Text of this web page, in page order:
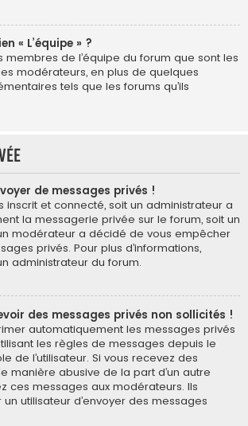
« L’équipe » ?
de l’équipe du forum que sont les
modérateurs, en plus de quelques
tels que les forums qu’ils
de messages privés !
inscrit et connecté, soit un administrateur a
la messagerie privée sur le forum, soit un
modérateur a décidé de vous empêcher
privés. Pour plus d’informations,
administrateur du forum.
des messages privés non sollicités !
automatiquement les messages privés
les règles de messages depuis le
de l’utilisateur. Si vous recevez des
manière abusive de la part d’un autre
ces messages aux modérateurs. Ils
utilisateur d’envoyer des messages